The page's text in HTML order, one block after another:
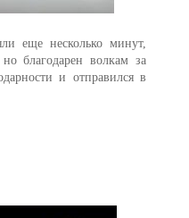
еще несколько минут,
благодарен волкам за
и отправился в